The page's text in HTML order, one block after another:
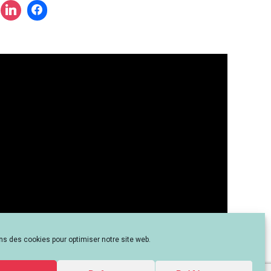
des cookies pour optimiser notre site web.
?